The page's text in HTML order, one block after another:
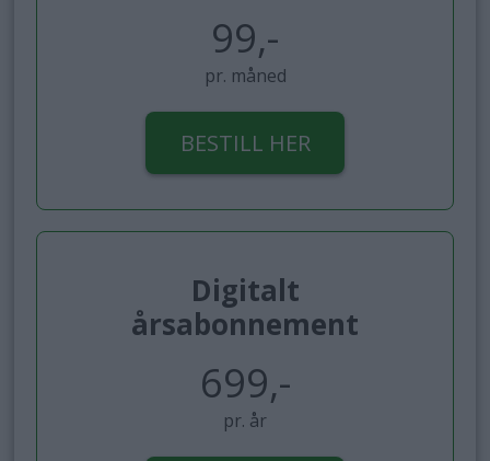
99,-
pr. måned
BESTILL HER
Digitalt
årsabonnement
699,-
pr. år